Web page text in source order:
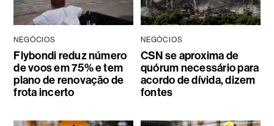
NEGÓCIOS
Flybondi reduz número
de voos em 75% e tem
plano de renovação de
frota incerto
NEGÓCIOS
CSN se aproxima de
quórum necessário para
acordo de dívida, dizem
fontes